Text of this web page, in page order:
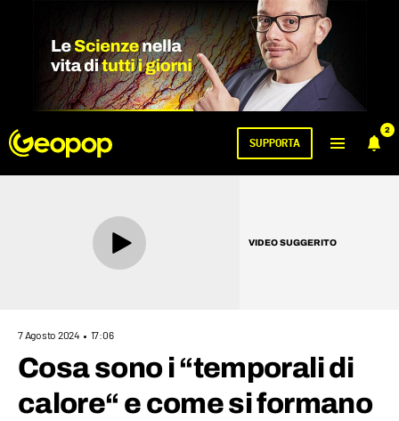
2
SUPPORTA
VIDEO SUGGERITO
7 Agosto 2024 17:06
Cosa sono i “temporali di
calore“ e come si formano